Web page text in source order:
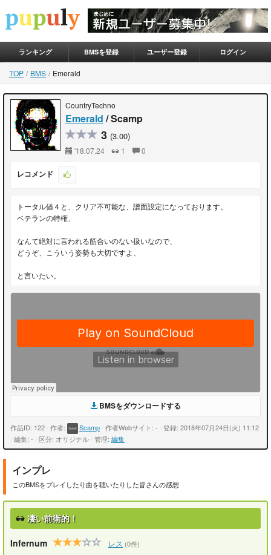
ランキング BMSを登録 ユーザー登録 ログイン
TOP BMS Emerald
CountryTechno
Emerald / Scamp
3 (3.00)
'18.07.24 1 0
レコメンド
トータル値４と、クリア不可能な、譜面設定になっております。
ベテランの特権、
なんて絶対に言われる筋合いのない扱いなので、
どうぞ、こういう姿勢も大切ですよ、
と言いたい。
BMSをダウンロードする
作品ID: 122 作者: Scamp 作者Webサイト: -
登録: 2018年07月24日(火) 11:12
編集: - 区分: オリジナル 管理: 編集
インプレ
このBMSをプレイしたり曲を聴いたりした皆さんの感想
凄い前衛的！
Infernum レス (0件)